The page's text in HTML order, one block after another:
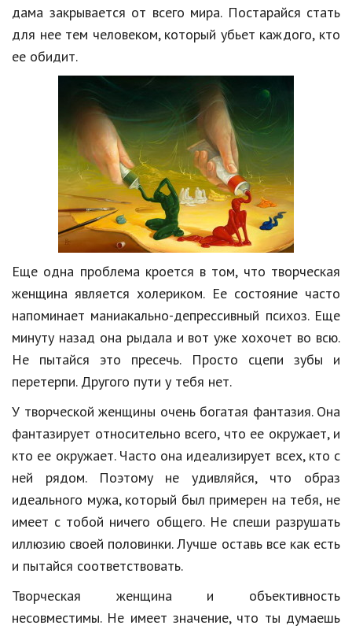
Хобби и развлечения
Финансы
Юриспруденция
Образование
Наука и технологии
дама закрывается от всего мира. Постарайся стать
для нее тем человеком, который убьет каждого, кто
ее обидит.
Еще одна проблема кроется в том, что творческая
женщина является холериком. Ее состояние часто
напоминает маниакально-депрессивный психоз. Еще
минуту назад она рыдала и вот уже хохочет во всю.
Не пытайся это пресечь. Просто сцепи зубы и
перетерпи. Другого пути у тебя нет.
У творческой женщины очень богатая фантазия. Она
фантазирует относительно всего, что ее окружает, и
кто ее окружает. Часто она идеализирует всех, кто с
ней рядом. Поэтому не удивляйся, что образ
идеального мужа, который был примерен на тебя, не
имеет с тобой ничего общего. Не спеши разрушать
иллюзию своей половинки. Лучше оставь все как есть
и пытайся соответствовать.
Творческая женщина и объективность
несовместимы. Не имеет значение, что ты думаешь